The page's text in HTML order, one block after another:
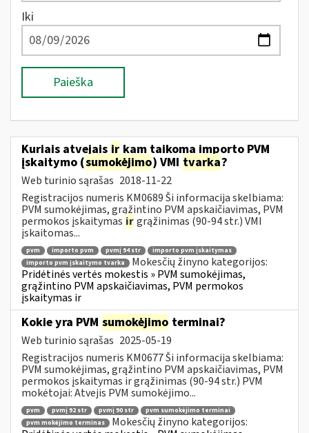
Iki
Paieška
Kuriais atvejais ir kam taikoma importo PVM
įskaitymo (sumokėjimo) VMI tvarka?
Web turinio sąrašas 2018-11-22
Registracijos numeris KM0689 Ši informacija skelbiama:
PVM sumokėjimas, grąžintino PVM apskaičiavimas, PVM
permokos įskaitymas irgrąžinimas (90-94 str.) VMI
įskaitomas...
pvm importo pvm pvmį 94 str
importo pvm įskaitymas
importo pvm įskaitymo tvarka
Mokesčių žinyno kategorijos:
Pridėtinės vertės mokestis » PVM sumokėjimas,
grąžintino PVM apskaičiavimas, PVM permokos
įskaitymas ir
Kokie yra PVM sumokėjimo terminai?
Web turinio sąrašas 2025-05-19
Registracijos numeris KM0677 Ši informacija skelbiama:
PVM sumokėjimas, grąžintino PVM apskaičiavimas, PVM
permokos įskaitymas ir grąžinimas (90-94 str.) PVM
mokėtojai: Atvejis PVM sumokėjimo...
pvm pvmį 92 str pvmį 90 str
pvm sumokėjimo terminai
pvm mokėjimo terminas
Mokesčių žinyno kategorijos: